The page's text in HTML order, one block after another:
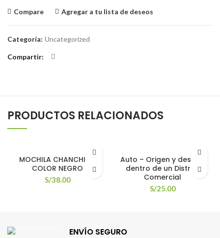
Compare Agregar a tu lista de deseos
Categoría: Uncategorized
Compartir
PRODUCTOS RELACIONADOS
MOCHILA CHANCHITO
COLOR NEGRO
S/38.00
Auto – Origen y destino
dentro de un Distrito
Comercial
S/25.00
ENVÍO SEGURO